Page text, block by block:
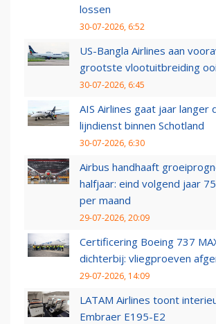
lossen
30-07-2026, 6:52
US-Bangla Airlines aan
grootste vlootuitbreiding
30-07-2026, 6:45
AIS Airlines gaat jaar langer
lijndienst binnen Schotland
30-07-2026, 6:30
Airbus handhaaft
halfjaar: eind volgend jaar
per maand
29-07-2026, 20:09
Certificering Boeing 737
dichterbij: vliegproeven
29-07-2026, 14:09
LATAM Airlines toont
Embraer E195-E2